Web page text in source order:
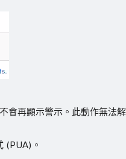
會再顯示警示。此動作無法
(PUA)。